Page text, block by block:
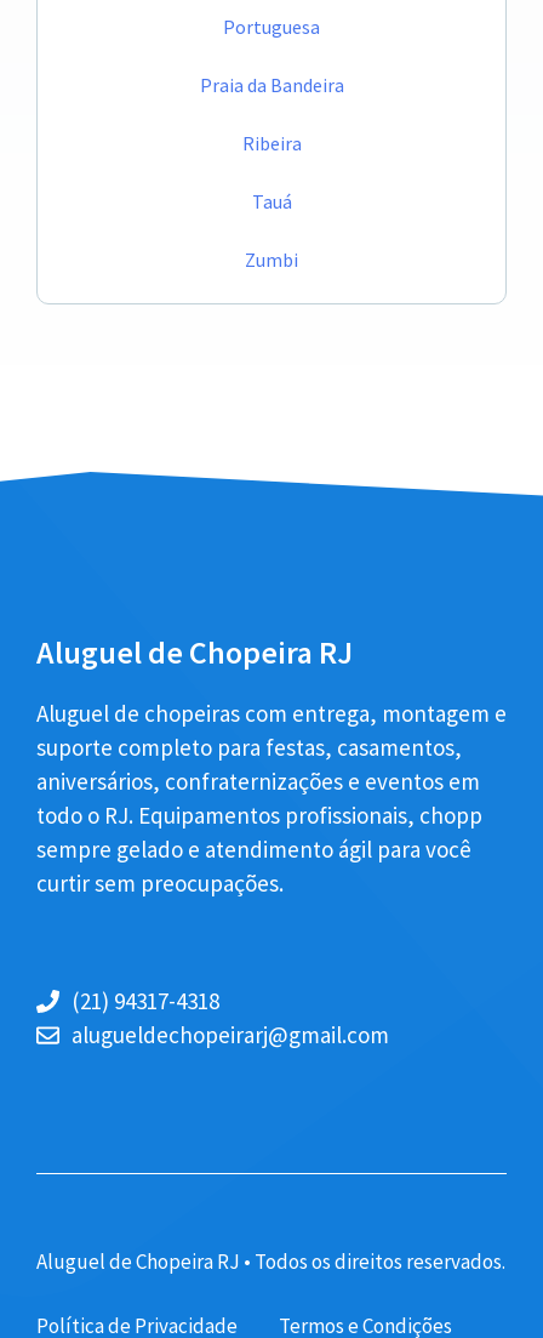
Portuguesa
Praia da Bandeira
Ribeira
Tauá
Zumbi
Aluguel de Chopeira RJ
Aluguel de chopeiras com entrega, montagem e
suporte completo para festas, casamentos,
aniversários, confraternizações e eventos em
todo o RJ. Equipamentos profissionais, chopp
sempre gelado e atendimento ágil para você
curtir sem preocupações.
(21) 94317-4318
alugueldechopeirarj@gmail.com
Aluguel de Chopeira RJ • Todos os direitos reservados.
Política de Privacidade Termos e Condições